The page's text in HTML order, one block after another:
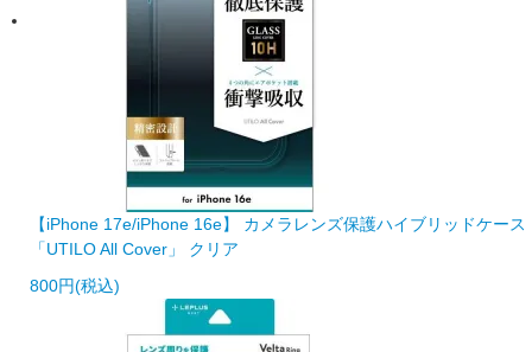
【iPhone 17e/iPhone 16e】 カメラレンズ保護ハイブリッドケース
「UTILO All Cover」 クリア
800円(税込)